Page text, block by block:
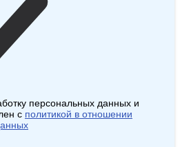
персональных данных и
с политикой в отношении